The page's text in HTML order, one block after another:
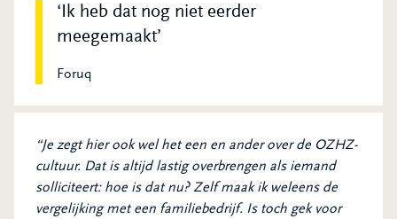
Ik heb dat nog niet eerder
meegemaakt
Foruq
“Je zegt hier ook wel het een en ander over de OZHZ-
cultuur. Dat is altijd lastig overbrengen als iemand
solliciteert: hoe is dat nu? Zelf maak ik weleens de
vergelijking met een familiebedrijf. Is toch gek voor